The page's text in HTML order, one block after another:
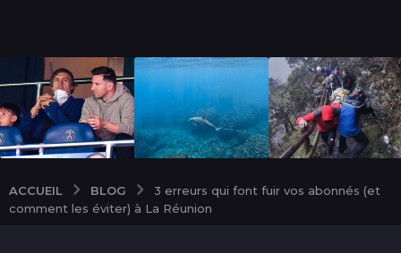
ACCUEIL BLOG
3 erreurs qui font fuir vos abonnés (et
comment les éviter) à La Réunion